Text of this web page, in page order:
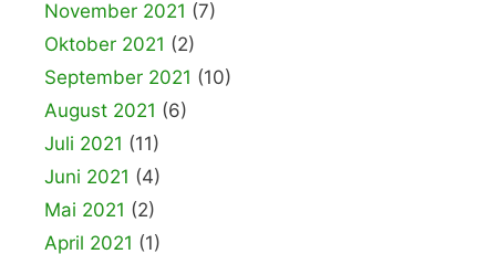
November 2021 (7)
Oktober 2021 (2)
September 2021 (10)
August 2021 (6)
Juli 2021 (11)
Juni 2021 (4)
Mai 2021 (2)
April 2021 (1)